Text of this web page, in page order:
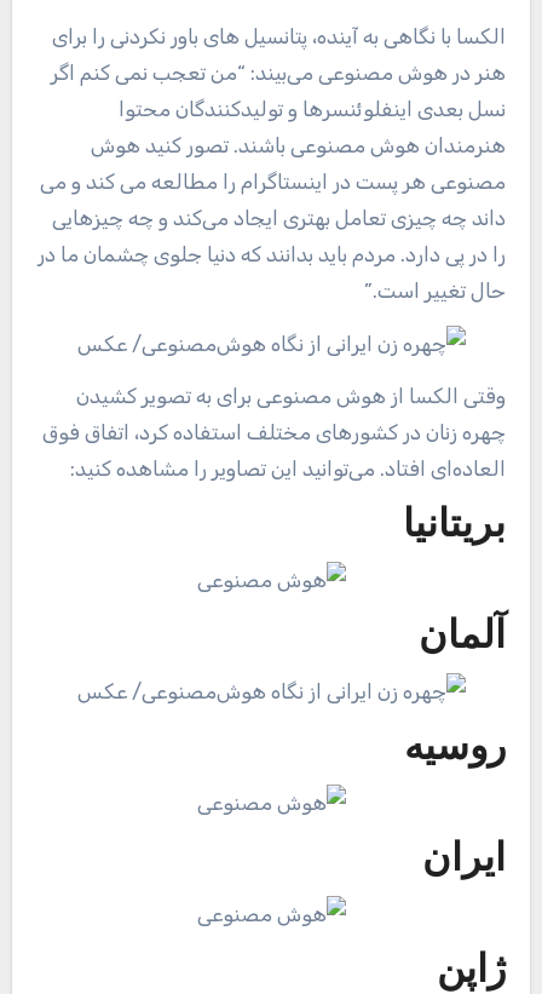
الکسا با نگاهی به آینده، پتانسیل های باور نکردنی را برای
هنر در هوش مصنوعی می‌بیند: “من تعجب نمی کنم اگر
نسل بعدی اینفلوئنسرها و تولیدکنندگان محتوا
هنرمندان هوش مصنوعی باشند. تصور کنید هوش
مصنوعی هر پست در اینستاگرام را مطالعه می کند و می
داند چه چیزی تعامل بهتری ایجاد می‌کند و چه چیزهایی
را در پی دارد. مردم باید بدانند که دنیا جلوی چشمان ما در
حال تغییر است.”
وقتی الکسا از هوش مصنوعی برای به تصویر کشیدن
چهره زنان در کشورهای مختلف استفاده کرد، اتفاق فوق
العاده‌ای افتاد. می‌توانید این تصاویر را مشاهده کنید:
بریتانیا
آلمان
روسیه
ایران
ژاپن